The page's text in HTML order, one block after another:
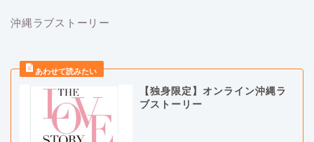
沖縄ラブストーリー
【独身限定】オンライン沖縄ラ
ブストーリー